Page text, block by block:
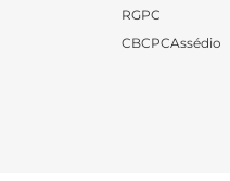
RGPC
CBCPCAssédio